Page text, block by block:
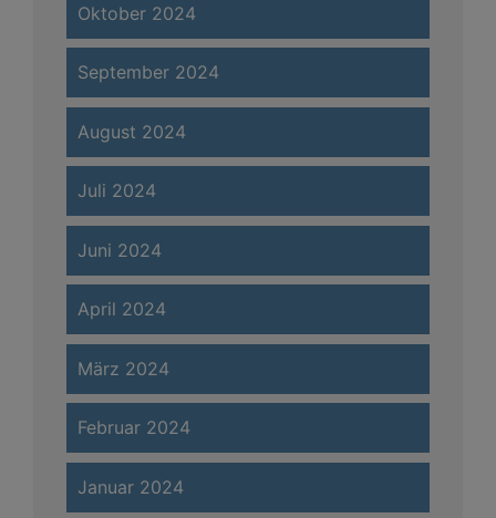
Oktober 2024
September 2024
August 2024
Juli 2024
Juni 2024
April 2024
März 2024
Februar 2024
Januar 2024